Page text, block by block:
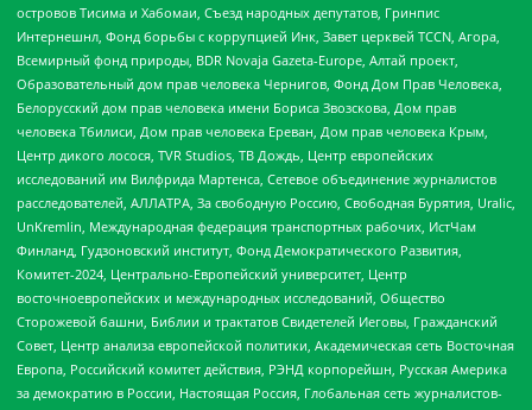
островов Тисима и Хабомаи, Съезд народных депутатов, Гринпис
Интернешнл, Фонд борьбы с коррупцией Инк, Завет церквей TCCN, Агора,
Всемирный фонд природы, BDR Novaja Gazeta-Europe, Алтай проект,
Образовательный дом прав человека Чернигов, Фонд Дом Прав Человека,
Белорусский дом прав человека имени Бориса Звозскова, Дом прав
человека Тбилиси, Дом прав человека Ереван, Дом прав человека Крым,
Центр дикого лосося, TVR Studios, ТВ Дождь, Центр европейских
исследований им Вилфрида Мартенса, Сетевое объединение журналистов
расследователей, АЛЛАТРА, За свободную Россию, Свободная Бурятия, Uralic,
UnKremlin, Международная федерация транспортных рабочих, ИстЧам
Финланд, Гудзоновский институт, Фонд Демократического Развития,
Комитет-2024, Центрально-Европейский университет, Центр
восточноевропейских и международных исследований, Общество
Сторожевой башни, Библии и трактатов Свидетелей Иеговы, Гражданский
Совет, Центр анализа европейской политики, Академическая сеть Восточная
Европа, Российский комитет действия, РЭНД корпорейшн, Русская Америка
за демократию в России, Настоящая Россия, Глобальная сеть журналистов-